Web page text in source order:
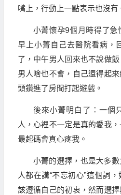
嘴上，行動上一點表示也沒有
小菁懷孕9個月時得了急
早上小菁自己去醫院看病，
了，中午男人回來也不說做
男人啥也不會，自己還得起
頭鑽進了房間打起遊戲。
後來小菁明白了：一個
人，心裡不一定是真的愛我
最起碼會真心疼我。
小菁的選擇，也是大多
人都在講“不忘初心”這個詞
該遵循自己的初衷，然而選